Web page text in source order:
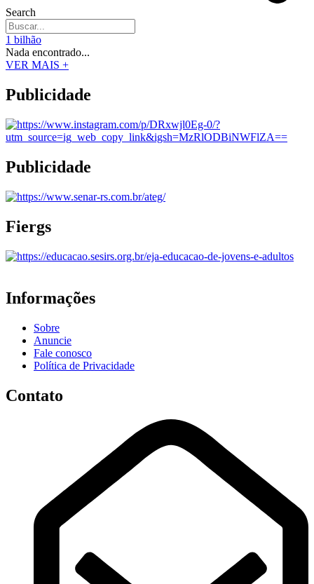
Search
1 bilhão
Nada encontrado...
VER MAIS +
Publicidade
Publicidade
Fiergs
Informações
Sobre
Anuncie
Fale conosco
Política de Privacidade
Contato